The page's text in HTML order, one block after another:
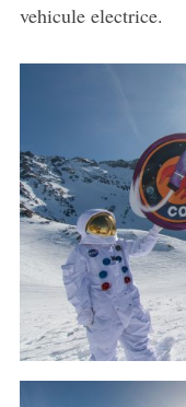
vehicule electrice.